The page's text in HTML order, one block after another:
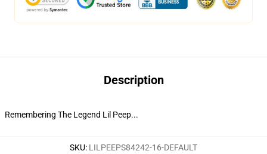
Description
Remembering The Legend Lil Peep...
SKU: LILPEEPS84242-16-DEFAULT